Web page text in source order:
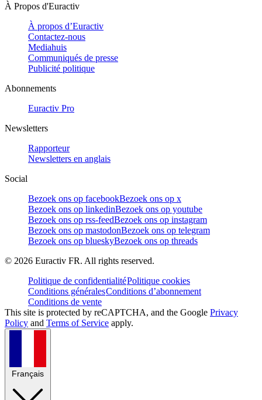
À Propos d'Euractiv
À propos d’Euractiv
Contactez-nous
Mediahuis
Communiqués de presse
Publicité politique
Abonnements
Euractiv Pro
Newsletters
Rapporteur
Newsletters en anglais
Social
Bezoek ons op facebookBezoek ons op x
Bezoek ons op linkedinBezoek ons op youtube
Bezoek ons op rss-feedBezoek ons op instagram
Bezoek ons op mastodonBezoek ons op telegram
Bezoek ons op blueskyBezoek ons op threads
© 2026 Euractiv FR. All rights reserved.
Politique de confidentialitéPolitique cookies
Conditions généralesConditions d’abonnement
Conditions de vente
This site is protected by reCAPTCHA, and the Google Privacy
Policy and Terms of Service apply.
Français